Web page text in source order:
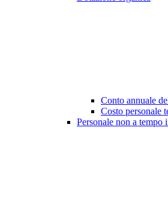
Conto annuale
Costo personale
Personale non a tempo